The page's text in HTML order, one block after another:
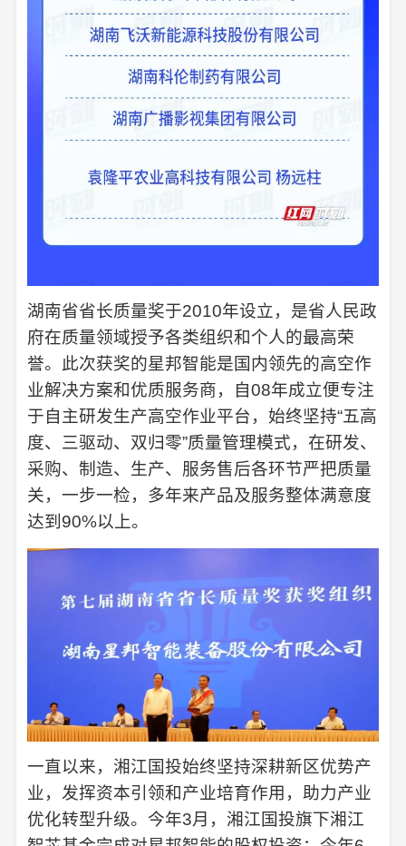
湖南省省长质量奖于2010年设立，是省人民政
府在质量领域授予各类组织和个人的最高荣
誉。此次获奖的星邦智能是国内领先的高空作
业解决方案和优质服务商，自08年成立便专注
于自主研发生产高空作业平台，始终坚持“五高
度、三驱动、双归零”质量管理模式，在研发、
采购、制造、生产、服务售后各环节严把质量
关，一步一检，多年来产品及服务整体满意度
达到90%以上。
一直以来，湘江国投始终坚持深耕新区优势产
业，发挥资本引领和产业培育作用，助力产业
优化转型升级。今年3月，湘江国投旗下湘江